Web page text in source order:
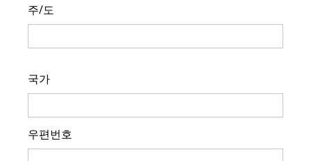
주/도
국가
우편번호